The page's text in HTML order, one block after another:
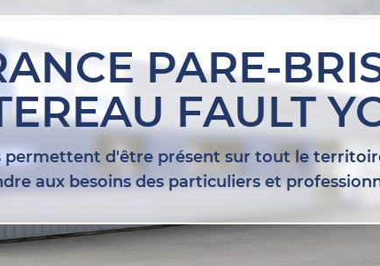
PARE-
FAULT
permettent d'être présent sur tout le
aux besoins des particuliers et